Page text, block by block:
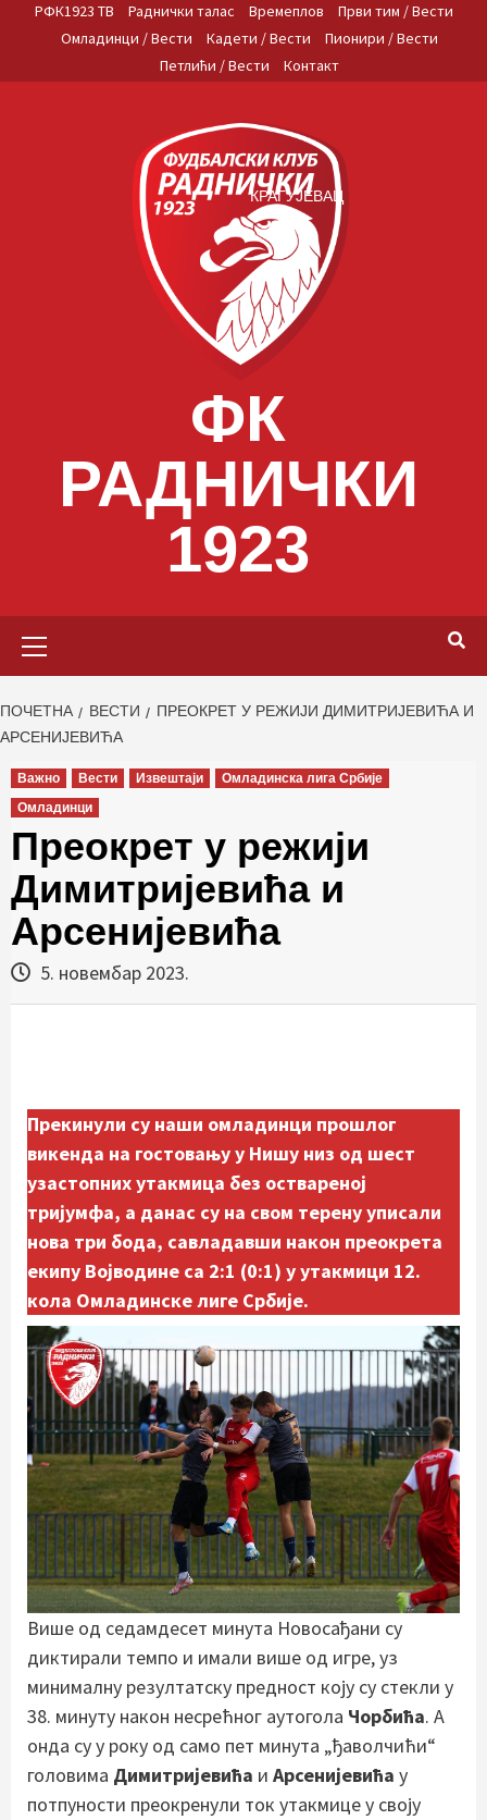
РФК1923 ТВ Раднички талас Времеплов
Први тим / Вести
Омладинци / Вести
Кадети / Вести
Пионири / Вести
Петлићи / Вести
Контакт
ФК
РАДНИЧКИ
1923
КРАГУЈЕВАЦ
ПОЧЕТНА ВЕСТИ
ПРЕОКРЕТ У РЕЖИЈИ ДИМИТРИЈЕВИЋА И
АРСЕНИЈЕВИЋА
Важно Вести Извештаји
Омладинска лига Србије
Омладинци
Преокрет у режији
Димитријевића и
Арсенијевића
5. новембар 2023.
Прекинули су наши омладинци прошлог
викенда на гостовању у Нишу низ од шест
узастопних утакмица без оствареној
тријумфа, а данас су на свом терену уписали
нова три бода, савладавши након преокрета
екипу Војводине са 2:1 (0:1) у утакмици 12.
кола Омладинске лиге Србије.
Више од седамдесет минута Новосађани су
диктирали темпо и имали више од игре, уз
минималну резултатску предност коју су стекли у
38. минуту након несрећног аутогола Чорбића. А
онда су у року од само пет минута „ђаволчићи“
головима Димитријевића и Арсенијевића у
потпуности преокренули ток утакмице у своју